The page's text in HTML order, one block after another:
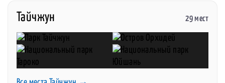
Тайчжун 29 мест